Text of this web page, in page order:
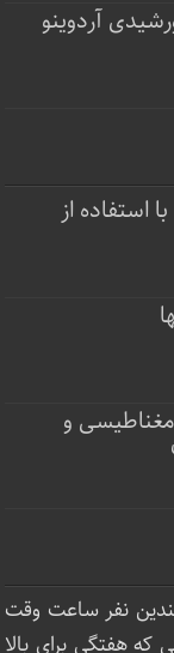
آردوینو
استفاده از
و
نفر ساعت‌ وقت
هفتگی برای بالا